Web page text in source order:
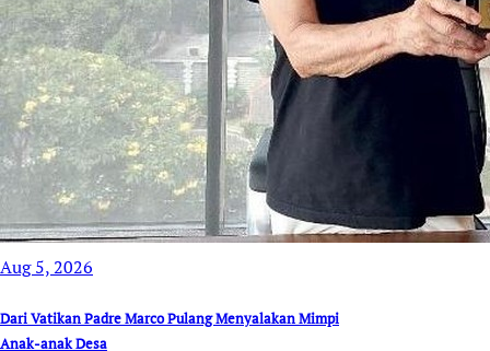
Aug 5, 2026
Dari Vatikan Padre Marco Pulang Menyalakan Mimpi
Anak-anak Desa